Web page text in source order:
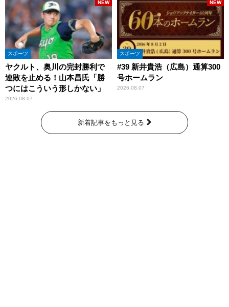
スポーツ
ヤクルト、奥川の完封勝利で
連敗を止める！山本昌氏「勝
つにはこういう形しかない」
2026.08.07
NEW
スポーツ
#39 新井貴浩（広島）通算300
号ホームラン
2026.08.07
NEW
新着記事をもっと見る